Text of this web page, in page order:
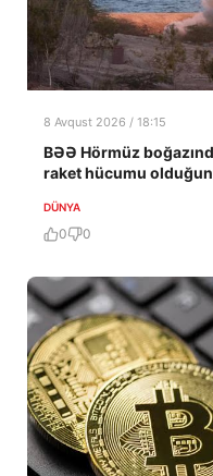
8 Avqust 2026 / 18:15
BƏƏ Hörmüz
raket hücumu
DÜNYA
0 0